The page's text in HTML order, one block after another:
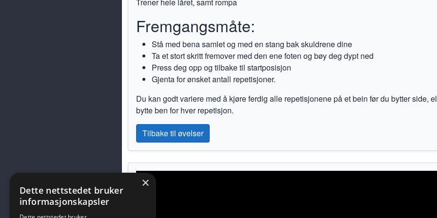
Fremgangsmåte:
Stå med bena samlet og med en stang bak skuldrene dine
Ta et stort skritt fremover med den ene foten og bøy deg dypt ned
Press deg opp og tilbake til startposisjon
Gjenta for ønsket antall repetisjoner.
Du kan godt variere med å kjøre ferdig alle repetisjonene på et bein før du bytter side,
bytte ben for hver repetisjon.
Tilbake til øvelser
×
Dette nettstedet bruker
informasjonskapsler